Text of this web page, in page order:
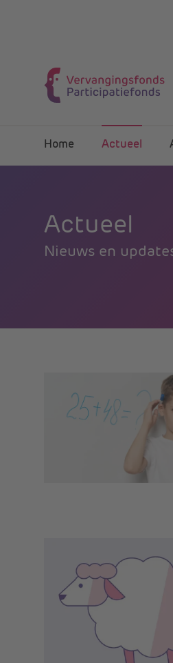
Home Actueel
Actueel
Nieuws en